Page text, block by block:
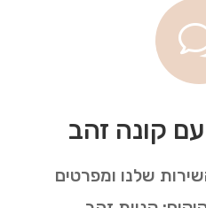
קונה זהב
שלנו ומפרטים